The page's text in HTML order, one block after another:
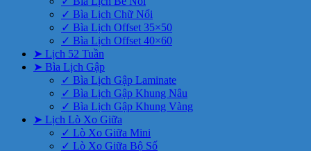
✓ Bìa Lịch Chữ Nổi
✓ Bìa Lịch Offset 35×50
✓ Bìa Lịch Offset 40×60
➤ Lịch 52 Tuần
➤ Bìa Lịch Gập
✓ Bìa Lịch Gập Laminate
✓ Bìa Lịch Gập Khung Nâu
✓ Bìa Lịch Gập Khung Vàng
➤ Lịch Lò Xo Giữa
✓ Lò Xo Giữa Mini
✓ Lò Xo Giữa Bộ Số